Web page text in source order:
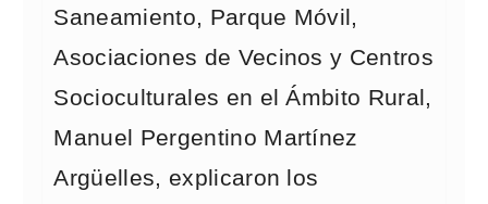
Saneamiento, Parque Móvil,
Asociaciones de Vecinos y Centros
Socioculturales en el Ámbito Rural,
Manuel Pergentino Martínez
Argüelles, explicaron los